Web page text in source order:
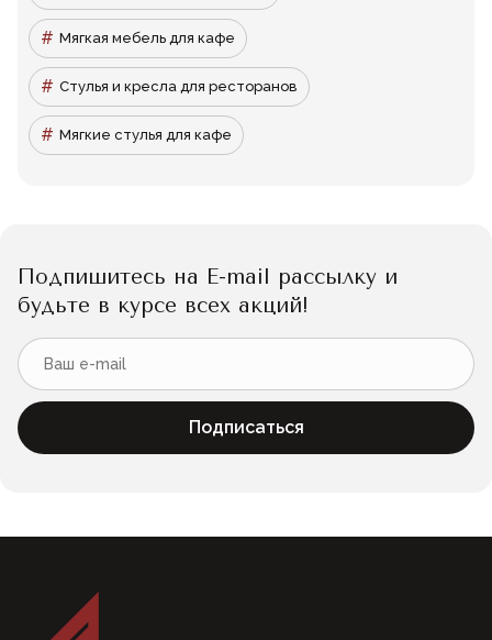
Мягкая мебель для кафе
Стулья и кресла для ресторанов
Мягкие стулья для кафе
Подпишитесь на E-mail рассылку и
будьте в курсе всех акций!
Подписаться